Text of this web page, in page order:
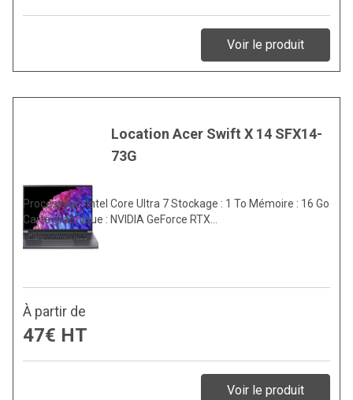
Voir le produit
Location Acer Swift X 14 SFX14-
73G
Processeur : Intel Core Ultra 7 Stockage : 1 To Mémoire : 16 Go
Carte graphique : NVIDIA GeForce RTX…
À partir de
47€ HT
Voir le produit